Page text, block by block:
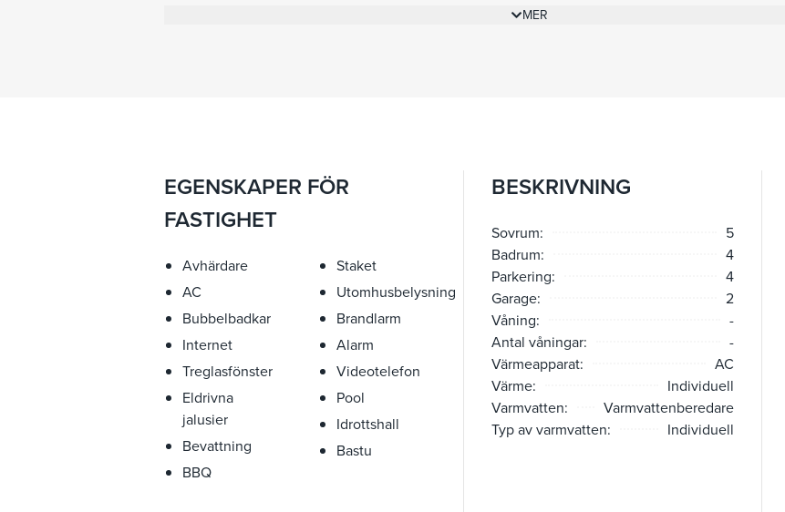
är detta en fastighet av tyst distinktion i ett av Rivierans mest exklusiva adresser, lika lämplig som
MER
EGENSKAPER FÖR
FASTIGHET
Avhärdare
AC
Bubbelbadkar
Internet
Treglasfönster
Eldrivna
jalusier
Bevattning
BBQ
Staket
Utomhusbelysning
Brandlarm
Alarm
Videotelefon
Pool
Idrottshall
Bastu
BESKRIVNING
Sovrum:
5
Badrum:
4
Parkering:
4
Garage:
2
Våning:
-
Antal våningar:
-
Värmeapparat:
AC
Värme:
Individuell
Varmvatten:
Varmvattenberedare
Typ av varmvatten:
Individuell